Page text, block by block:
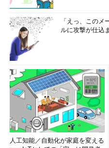
「えっ、この
ルに攻撃が仕込
人工知能／自動化が家庭を変える